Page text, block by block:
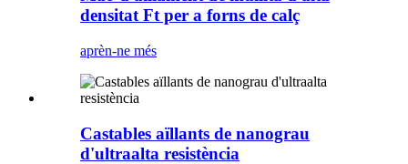
densitat Ft per a forns de calç
aprèn-ne més
Castables aïllants de nanograu
d'ultraalta resistència